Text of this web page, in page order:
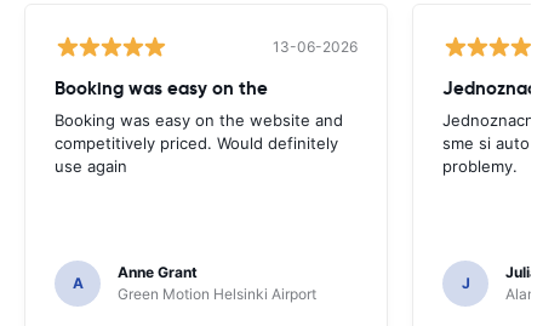
13-06-2026
Booking was easy on the
Booking was easy on the website and
competitively priced. Would definitely
use again
A
Anne Grant
Green Motion Helsinki Airport
sme si auto
problemy.
J
Julia